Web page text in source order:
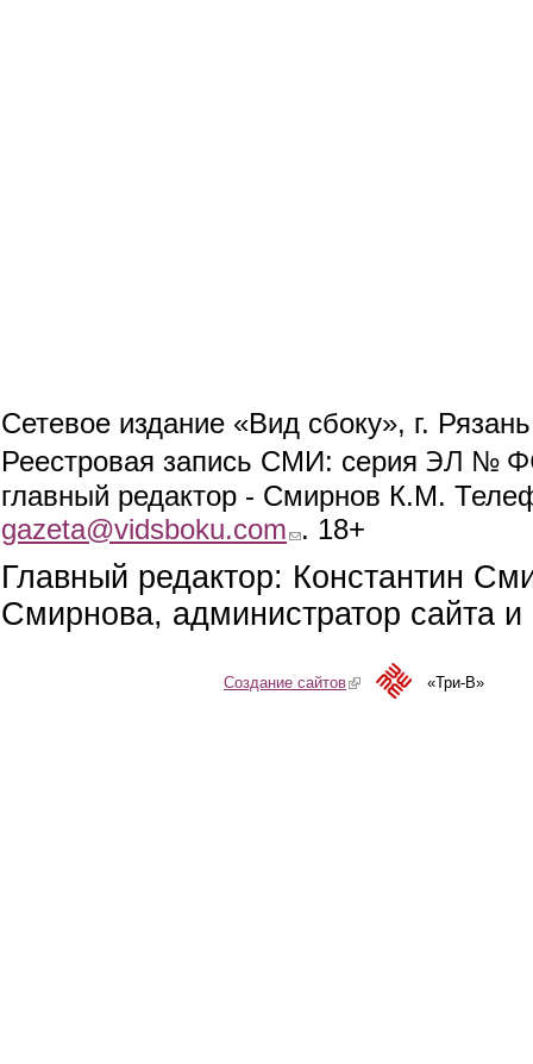
Сетевое издание «Вид сбоку», г.
Реестровая запись СМИ: серия ЭЛ №
главный редактор - Смирнов К.М.
gazeta@vidsboku.com (link sends e-mail)
. 18+
Главный редактор: Константин
Смирнова, администратор сайта
Создание сайтов(link is external)«Три-В»